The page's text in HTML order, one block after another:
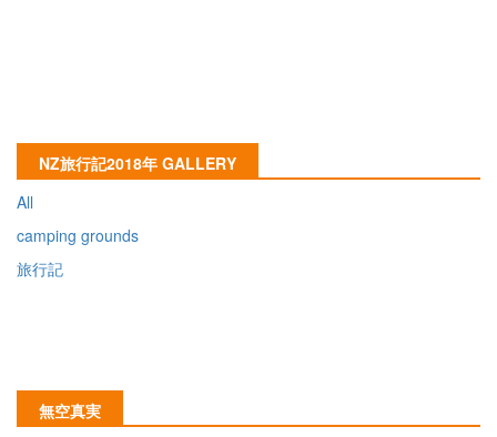
NZ旅行記2018年 GALLERY
All
camping grounds
旅行記
無空真実